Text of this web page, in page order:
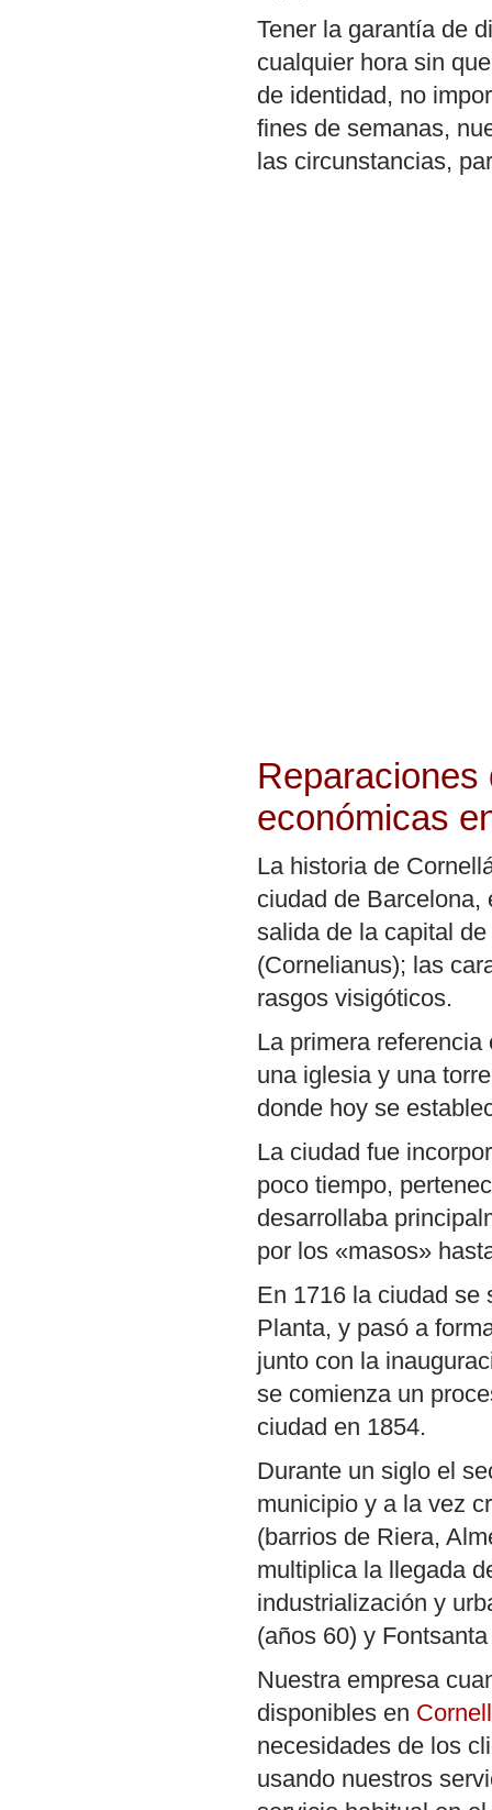
Tener la garantía de
cualquier hora sin
de identidad, no
fines de semanas,
las circunstancias,
Reparaciones
económicas
La historia de
ciudad de Barcelona,
salida de la capital
(Cornelianus); las
rasgos visigóticos.
La primera
una iglesia y una
donde hoy se
La ciudad fue
poco tiempo,
desarrollaba
por los «masos»
En 1716 la ciudad se
Planta, y pasó a
junto con la
se comienza un
ciudad en 1854.
Durante un siglo el
municipio y a la vez
(barrios de Riera,
multiplica la llegada
industrialización y
(años 60) y
Nuestra empresa
disponibles en
necesidades de los
usando nuestros